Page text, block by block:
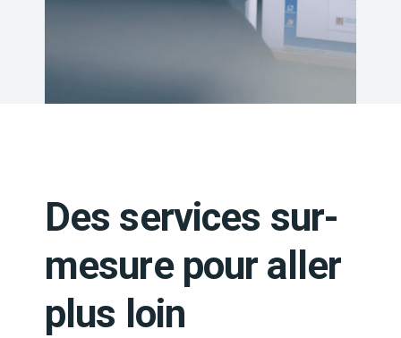
Des services sur-
mesure pour aller
plus loin